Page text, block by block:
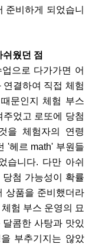
준비하게
되었습니
쉬웠던 점
업으로 다가가면 어
연결하여 직접 체험
때문인지 체험 부스
주었고 로또에
당첨
을 체험자의
연령
'헤르 math' 부원들
습니다. 다만 아쉬
당첨 가능성이
확률
상품을 준비했더라
체험 부스 운영의
묘
달콤한 사탕과 맛있
부추기지는 않았